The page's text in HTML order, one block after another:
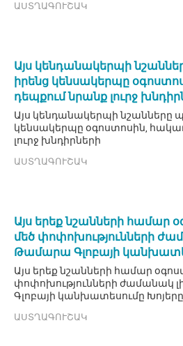
ԱՍՏՂԱԳՈՒՇԱԿ
Այս կենդանակերպի
իրենց կենսակերպը
դեպքում նրանք լուրջ
Այս կենդանակերպի նշանները
կենսակերպը օգոստոսին,
լուրջ խնդիրների
ԱՍՏՂԱԳՈՒՇԱԿ
Այս երեք նշանների համար
մեծ փոփոխությունների
Թամարա Գլոբայի
Այս երեք նշանների համար
փոփոխությունների ժամանակ
Գլոբայի կանխատեսումը Խոյերը
ԱՍՏՂԱԳՈՒՇԱԿ